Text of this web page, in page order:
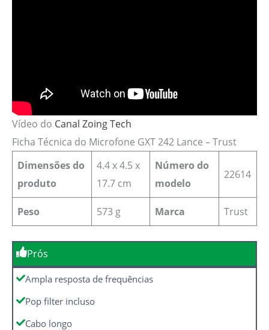
Vídeo do Canal Zoing Tech
Ficha Técnica do Microfone GXT 242 Lance – Trust
Dimensões do
produto
4.4 x 4.5 x
17.7 cm
Número do
modelo
22614
Peso 573 g Marca Trust
Prós
Ampla resposta de frequências
Pop filter incluso
Cabo longo